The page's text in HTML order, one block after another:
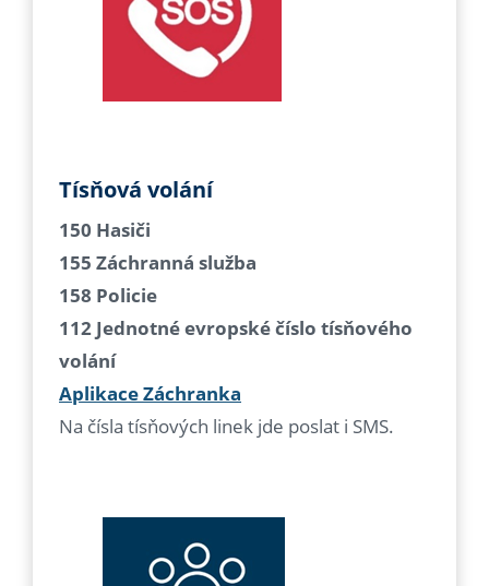
Tísňová volání
150 Hasiči
155 Záchranná služba
158 Policie
112 Jednotné evropské číslo tísňového
volání
Aplikace Záchranka
Na čísla tísňových linek jde poslat i SMS.